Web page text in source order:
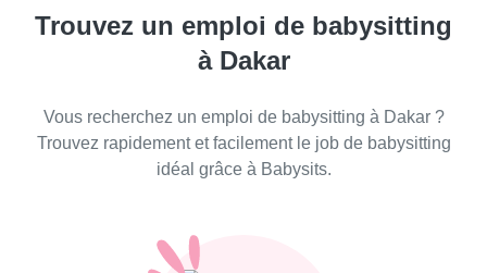
Trouvez un emploi de babysitting
à Dakar
Vous recherchez un emploi de babysitting à Dakar ?
Trouvez rapidement et facilement le job de babysitting
idéal grâce à Babysits.